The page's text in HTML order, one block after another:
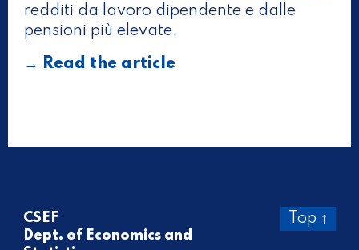
redditi da lavoro dipendente e dalle
pensioni più elevate.
→ Read the article
CSEF
Dept. of Economics and
Top ↑